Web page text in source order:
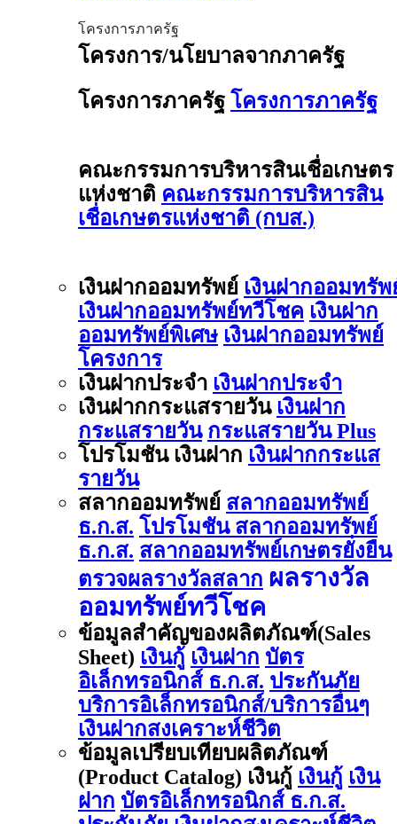
โครงการภาครัฐ
โครงการ/นโยบาลจากภาครัฐ
โครงการภาครัฐ โครงการภาครัฐ
คณะกรรมการบริหารสินเชื่อเกษตร
แห่งชาติ คณะกรรมการบริหารสิน
เชื่อเกษตรแห่งชาติ (กบส.)
เงินฝากออมทรัพย์ เงินฝากออมทรัพ
เงินฝากออมทรัพย์ทวีโชค เงินฝาก
ออมทรัพย์พิเศษ เงินฝากออมทรัพย์
โครงการ
เงินฝากประจำ เงินฝากประจำ
เงินฝากกระแสรายวัน เงินฝาก
กระแสรายวัน กระแสรายวัน Plus
โปรโมชัน เงินฝาก เงินฝากกระแส
รายวัน
สลากออมทรัพย์ สลากออมทรัพย์
ธ.ก.ส. โปรโมชัน สลากออมทรัพย์
ธ.ก.ส. สลากออมทรัพย์เกษตรยั่งยืน
ตรวจผลรางวัลสลาก ผลรางวัล
ออมทรัพย์ทวีโชค
ข้อมูลสำคัญของผลิตภัณฑ์(Sales
Sheet) เงินกู้ เงินฝาก บัตร
อิเล็กทรอนิกส์ ธ.ก.ส. ประกันภัย
บริการอิเล็กทรอนิกส์/บริการอื่นๆ
เงินฝากสงเคราะห์ชีวิต
ข้อมูลเปรียบเทียบผลิตภัณฑ์
(Product Catalog) เงินกู้ เงินกู้ เงิน
ฝาก บัตรอิเล็กทรอนิกส์ ธ.ก.ส.